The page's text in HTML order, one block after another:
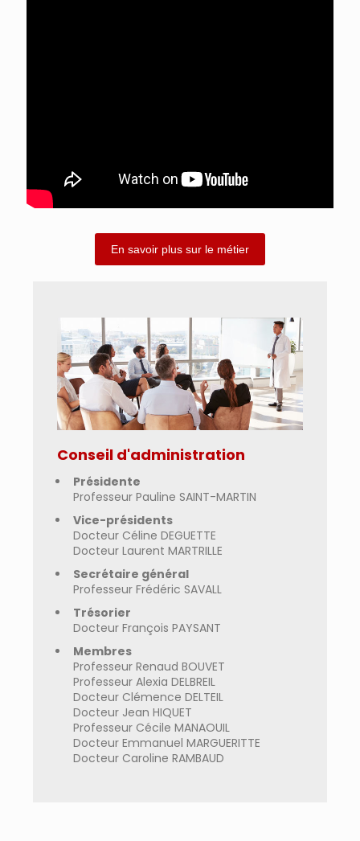
En savoir plus sur le métier
Conseil d'administration
Présidente
Professeur Pauline SAINT-MARTIN
Vice-présidents
Docteur Céline DEGUETTE
Docteur Laurent MARTRILLE
Secrétaire général
Professeur Frédéric SAVALL
Trésorier
Docteur François PAYSANT
Membres
Professeur Renaud BOUVET
Professeur Alexia DELBREIL
Docteur Clémence DELTEIL
Docteur Jean HIQUET
Professeur Cécile MANAOUIL
Docteur Emmanuel MARGUERITTE
Docteur Caroline RAMBAUD